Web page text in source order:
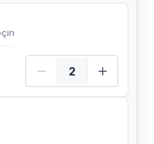
Yetişkin Adet